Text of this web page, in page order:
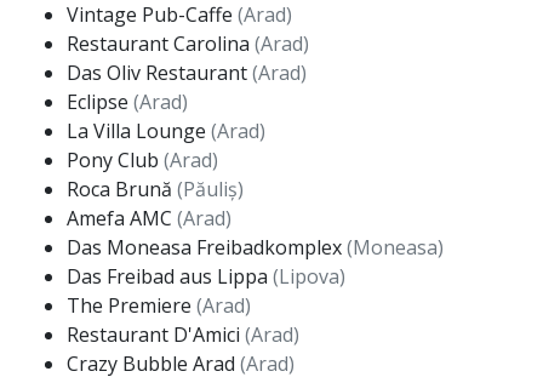
Vintage Pub-Caffe (Arad)
Restaurant Carolina (Arad)
Das Oliv Restaurant(Arad)
Eclipse (Arad)
La Villa Lounge (Arad)
Pony Club (Arad)
Roca Brună (Păuliș)
Amefa AMC (Arad)
Das Moneasa Freibadkomplex(Moneasa)
Das Freibad aus Lippa (Lipova)
The Premiere (Arad)
Restaurant D'Amici (Arad)
Crazy Bubble Arad (Arad)